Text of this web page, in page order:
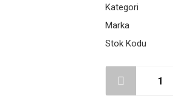
Kategori
Marka
Stok Kodu